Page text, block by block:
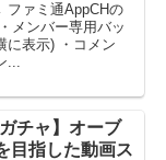
ファミ通AppCHの
メンバー専用バッ
に表示) ・コメン
...
チャ】オーブ
目指した動画ス